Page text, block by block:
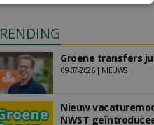
Groene transfers
09-07-2026 | NIEUWS
Nieuw
NWST